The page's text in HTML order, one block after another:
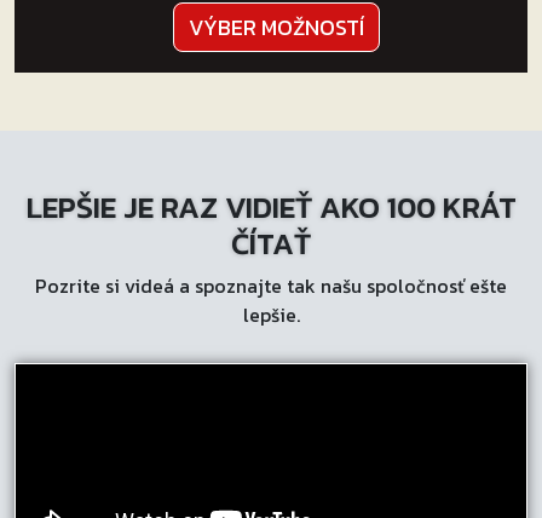
VÝBER MOŽNOSTÍ
produkt
má
si
môžete
na
LEPŠIE JE RAZ VIDIEŤ AKO 100 KRÁT
ČÍTAŤ
Pozrite si videá a spoznajte tak našu spoločnosť ešte
lepšie.